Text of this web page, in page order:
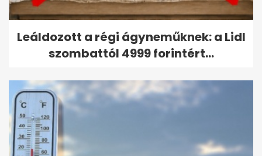
Leáldozott a régi ágyneműknek: a Lidl
szombattól 4999 forintért...